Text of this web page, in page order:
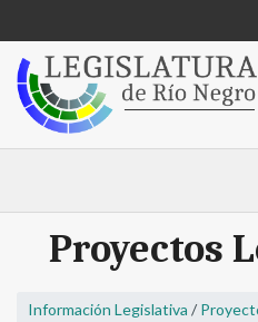
Proyectos
Información Legislativa /